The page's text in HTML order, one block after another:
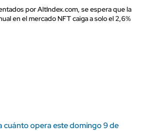
por AltIndex.com, se espera que la
en el mercado NFT caiga a solo el 2,6%
cuánto opera este domingo 9 de